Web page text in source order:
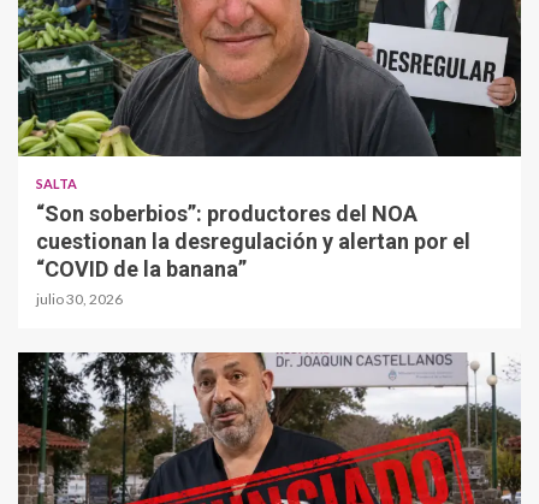
SALTA
“Son soberbios”: productores del NOA
cuestionan la desregulación y alertan por el
“COVID de la banana”
julio 30, 2026